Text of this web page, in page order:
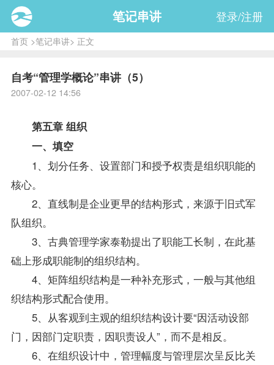
笔记串讲 登录/注册
首页>笔记串讲> 正文
自考“管理学概论”串讲（5）
2007-02-12 14:56
第五章 组织
一、填空
1、划分任务、设置部门和授予权责是组织职能的
核心。
2、直线制是企业更早的结构形式，来源于旧式军
队组织。
3、古典管理学家泰勒提出了职能工长制，在此基
础上形成职能制的组织结构。
4、矩阵组织结构是一种补充形式，一般与其他组
织结构形式配合使用。
5、从客观到主观的组织结构设计要“因活动设部
门，因部门定职责，因职责设人”，而不是相反。
6、在组织设计中，管理幅度与管理层次呈反比关